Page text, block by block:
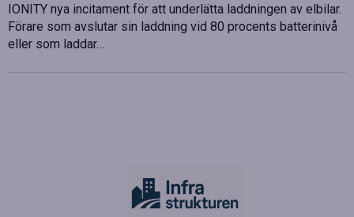
IONITY nya incitament för att underlätta laddningen av elbilar.
Förare som avslutar sin laddning vid 80 procents batterinivå
eller som laddar…